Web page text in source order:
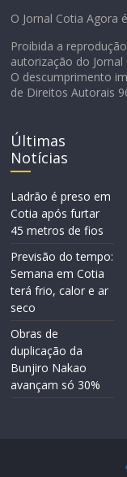
O Jornal Cotia Agora
Proibida a
autorização do Jornal
O descumprimento
de Direitos Autorais
Últimas
Notícias
Ladrão é preso em
Cotia após furtar
45 metros de fios
Previsão do tempo:
Semana em Cotia
terá frio, calor e ar
seco
Obras de
duplicação da
Bunjiro Nakao
avançam só 30%